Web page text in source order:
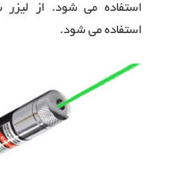
استفاده می شود. از
استفاده می شود.